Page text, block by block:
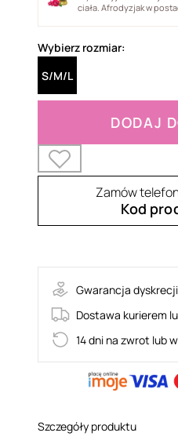
ciała. Afrodyzjak w
Wybierz rozmiar:
S/M/L
DODAJ
Zamów
Kod
Gwarancja dyskrecji
Dostawa kurierem
14 dni na zwrot lub
Szczegóły produktu